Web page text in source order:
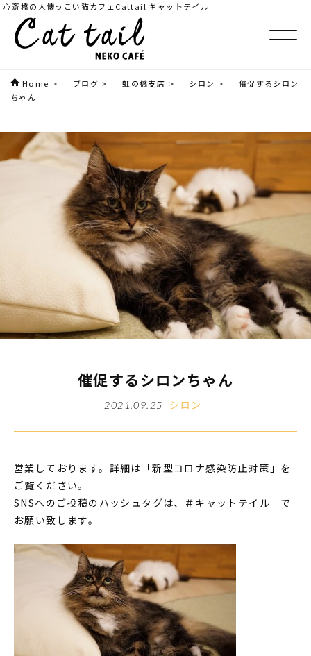
心斎橋の人懐っこい猫カフェCattail キャットテイル
Home > ブログ > 虹の橋支店 > シロン >
催促するシロン
ちゃん
催促するシロンちゃん
2021.09.25 シロン
営業しております。詳細は「新型コロナ感染防止対策」を
ご覧ください。
SNSへのご投稿のハッシュタグは、＃キャットテイル で
お願い致します。